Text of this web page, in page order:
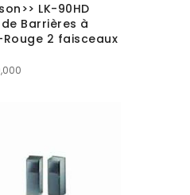
LK-90HD
Barrières à
2 faisceaux